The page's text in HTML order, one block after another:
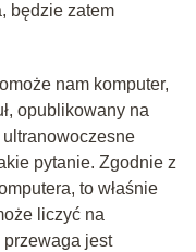
będzie zatem
nam komputer,
opublikowany na
ultranowoczesne
pytanie. Zgodnie z
to właśnie
liczyć na
przewaga jest